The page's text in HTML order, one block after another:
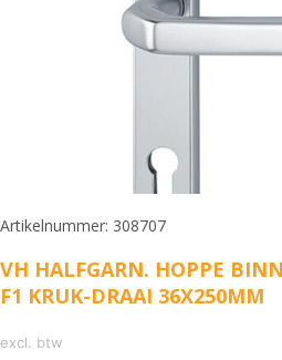
Artikelnummer: 308707
VH HALFGARN. HOPPE
F1 KRUK-DRAAI 36X250MM
excl. btw